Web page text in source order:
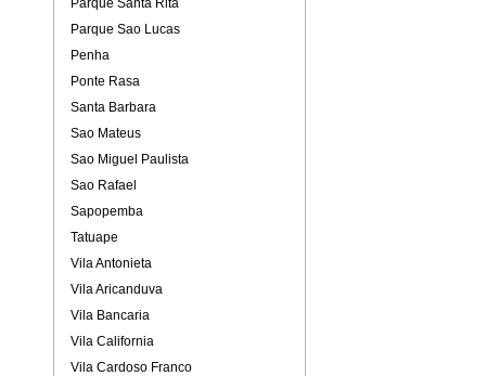
Parque Santa Rita
Parque Sao Lucas
Penha
Ponte Rasa
Santa Barbara
Sao Mateus
Sao Miguel Paulista
Sao Rafael
Sapopemba
Tatuape
Vila Antonieta
Vila Aricanduva
Vila Bancaria
Vila California
Vila Cardoso Franco